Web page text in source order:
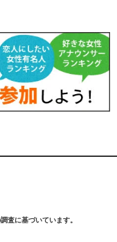
査に基づいています。